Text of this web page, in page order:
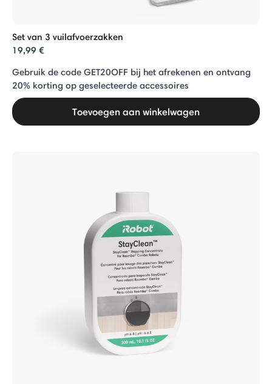
Set van 3 vuilafvoerzakken
19,99 €
Gebruik de code GET20OFF bij het afrekenen en ontvang
20% ​​korting op geselecteerde accessoires
Toevoegen aan winkelwagen